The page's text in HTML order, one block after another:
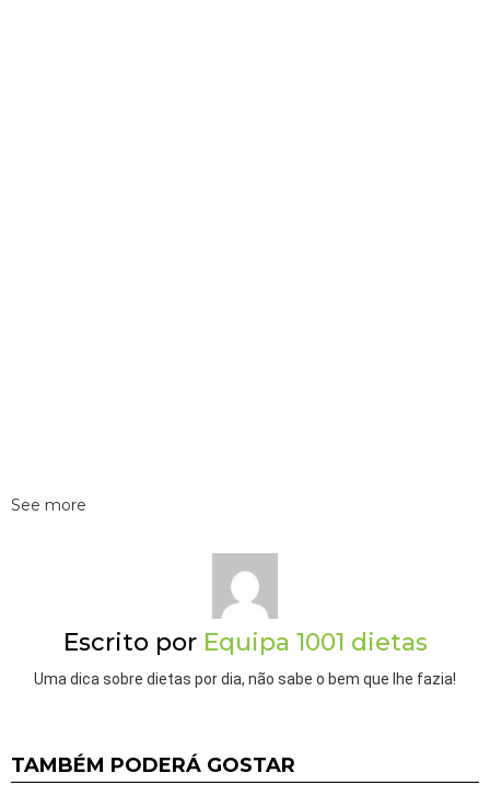
See more
Escrito por Equipa 1001 dietas
Uma dica sobre dietas por dia, não sabe o bem que lhe fazia!
TAMBÉM PODERÁ GOSTAR